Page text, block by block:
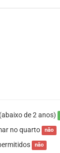
de 2 anos)
no quarto não
não